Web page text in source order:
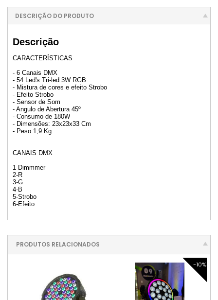
DESCRIÇÃO DO PRODUTO
Descrição
CARACTERÍSTICAS
- 6 Canais DMX
- 54 Led's Tri-led 3W RGB
- Mistura de cores e efeito Strobo
- Efeito Strobo
- Sensor de Som
- Angulo de Abertura 45º
- Consumo de 180W
- Dimensões: 23x23x33 Cm
- Peso 1,9 Kg
CANAIS DMX
1-Dimmmer
2-R
3-G
4-B
5-Strobo
6-Efeito
PRODUTOS RELACIONADOS
-10%